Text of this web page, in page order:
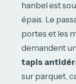
hanbel est
épais. Le
portes et les
demandent
tapis
sur parquet,